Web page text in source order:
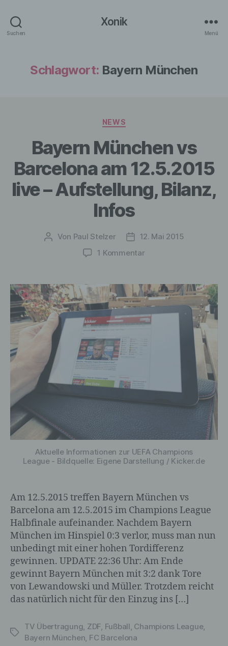
Suchen
Xonik
Menü
Schlagwort: Bayern München
Kategorien
NEWS
Bayern München vs
Barcelona am 12.5.2015
live – Aufstellung, Bilanz,
Infos
Beitragsautor
Von Paul Stelzer Veröffentlichungsdatum
12. Mai 2015
1 Kommentarzu
vs
Barcelona
am
12.5.2015
Aktuelle Informationen zur UEFA Champions
League - Bildquelle: Eigene Darstellung / Kicker.de
Am 12.5.2015 treffen Bayern München vs
Barcelona am 12.5.2015 im Champions League
Halbfinale aufeinander. Nachdem Bayern
München im Hinspiel 0:3 verlor, muss man nun
unbedingt mit einer hohen Tordifferenz
gewinnen. UPDATE 22:36 Uhr: Am Ende
gewinnt Bayern München mit 3:2 dank Tore
von Lewandowski und Müller. Trotzdem reicht
das natürlich nicht für den Einzug ins […]
Schlagwörter
TV Übertragung ZDF Fußball Champions League,
Bayern München FC Barcelona